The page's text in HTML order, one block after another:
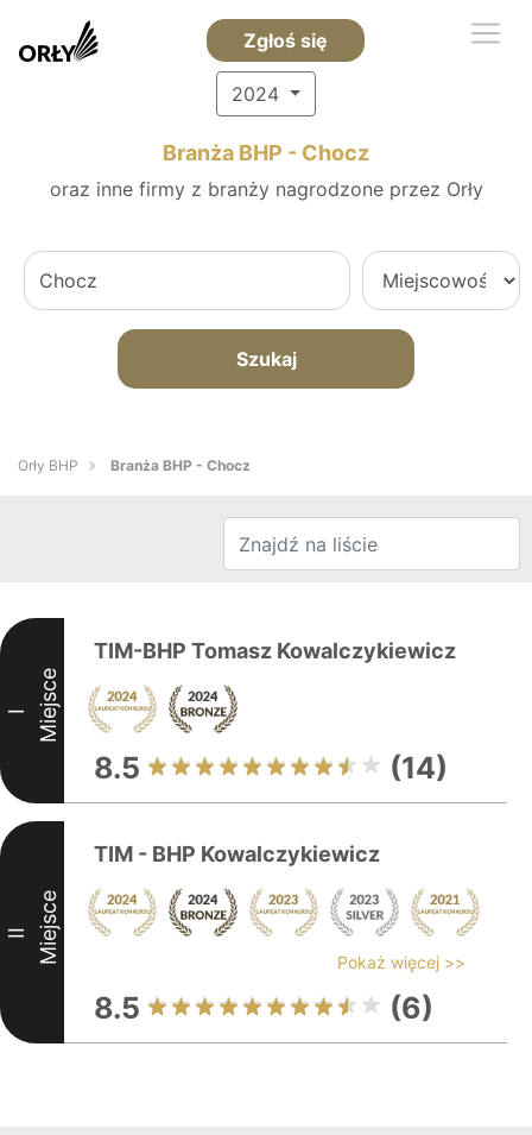
Zgłoś się
2024
Branża BHP - Chocz
oraz inne firmy z branży nagrodzone przez Orły
Szukaj
Orły BHP Branża BHP - Chocz
I Miejsce
TIM-BHP Tomasz Kowalczykiewicz
8.5 (14)
II Miejsce
TIM - BHP Kowalczykiewicz
Pokaż więcej >>
8.5 (6)